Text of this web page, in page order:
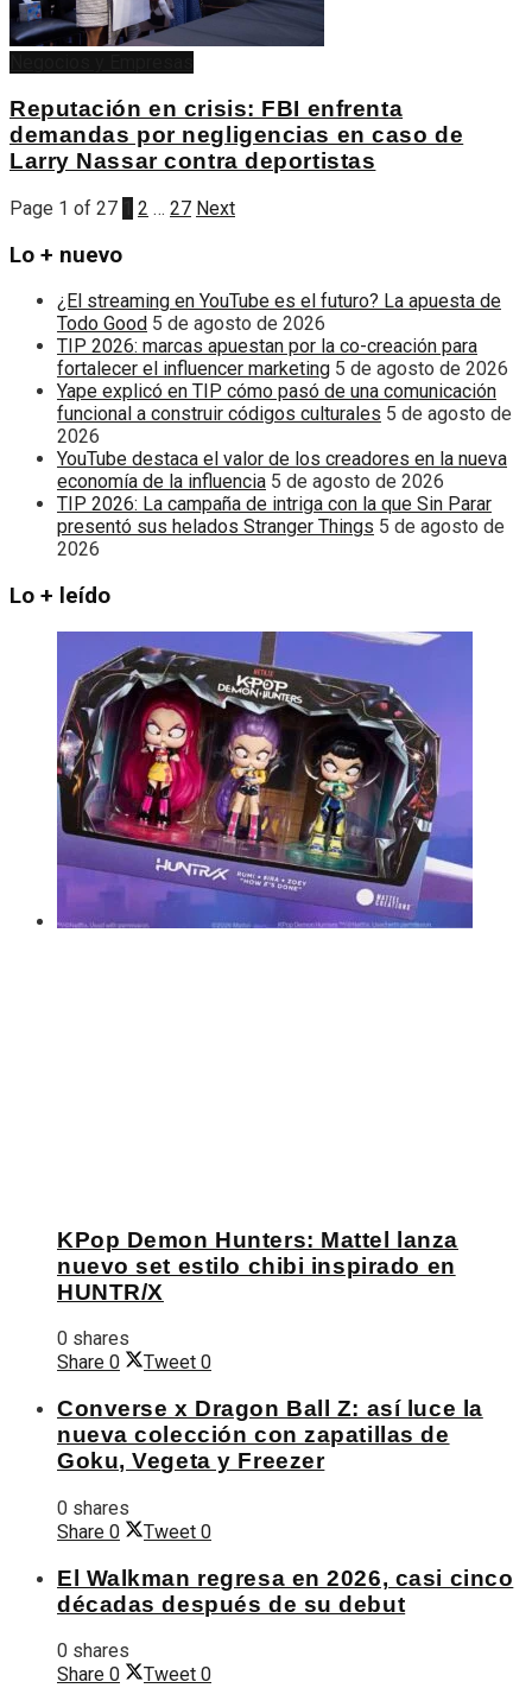
Reputación en crisis: FBI enfrenta
demandas por negligencias en caso de
Larry Nassar contra deportistas
Page 1 of 27 2 … 27 Next
Lo + nuevo
¿El streaming en YouTube es el futuro? La apuesta de
Todo Good 5 de agosto de 2026
TIP 2026: marcas apuestan por la co-creación para
fortalecer el influencer marketing 5 de agosto de 2026
Yape explicó en TIP cómo pasó de una comunicación
funcional a construir códigos culturales 5 de agosto de
2026
YouTube destaca el valor de los creadores en la nueva
economía de la influencia 5 de agosto de 2026
TIP 2026: La campaña de intriga con la que Sin Parar
presentó sus helados Stranger Things 5 de agosto de
2026
Lo + leído
KPop Demon Hunters: Mattel lanza
nuevo set estilo chibi inspirado en
HUNTR/X
0 shares
Share 0 Tweet 0
Converse x Dragon Ball Z: así luce la
nueva colección con zapatillas de
Goku, Vegeta y Freezer
0 shares
Share 0 Tweet 0
El Walkman regresa en 2026, casi cinco
décadas después de su debut
0 shares
Share 0 Tweet 0